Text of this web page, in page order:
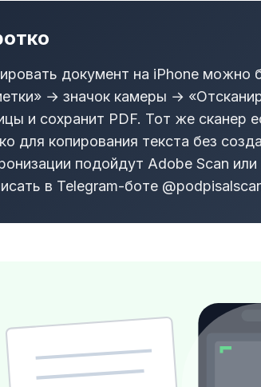
документ на iPhone можно
→ значок камеры →
и сохранит PDF. Тот же сканер
для копирования текста без
подойдут Adobe Scan
в Telegram-боте